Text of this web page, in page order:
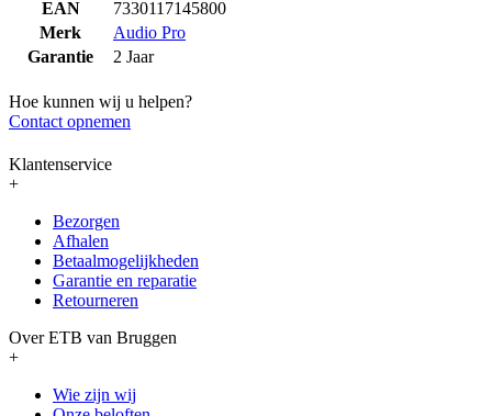
EAN
7330117145800
Merk
Audio Pro
Garantie
2 Jaar
Hoe kunnen wij u helpen?
Contact opnemen
Klantenservice
+
Bezorgen
Afhalen
Betaalmogelijkheden
Garantie en reparatie
Retourneren
Over ETB van Bruggen
+
Wie zijn wij